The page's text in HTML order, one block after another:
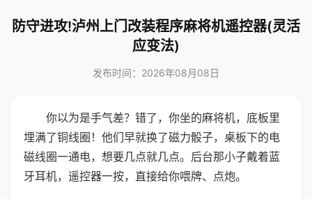
防守进攻!泸州上门改装程序麻将机遥控器(灵活
应变法)
发布时间：2026年08月08日
你以为是手气差？错了，你坐的麻将机，底板里
埋满了铜线圈！他们早就换了磁力骰子，桌板下的电
磁线圈一通电，想要几点就几点。后台那小子戴着蓝
牙耳机，遥控器一按，直接给你喂牌、点炮。